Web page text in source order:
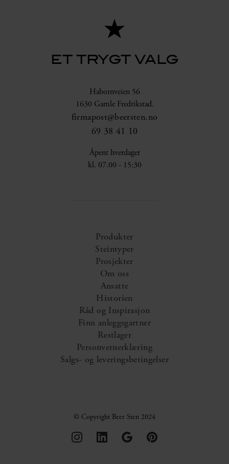
ET TRYGT VALG
Habornveien 56
1630 Gamle Fredrikstad.
firmapost@beersten.no
69 38 41 10
Åpent hverdager
kl. 07.00 - 15:30
Produkter
Steintyper
Prosjekter
Om oss
Ansatte
Historien
Råd og Inspirasjon
Finn anleggsgartner
Restlager
Personvernerklæring
Salgs- og leveringsbetingelser
© Copyright Beer Sten 2024